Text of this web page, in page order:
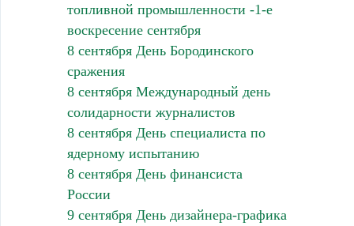
топливной промышленности -1-е
воскресение сентября
8 сентября День Бородинского
сражения
8 сентября Международный день
солидарности журналистов
8 сентября День специалиста по
ядерному испытанию
8 сентября День финансиста
России
9 сентября День дизайнера-графика